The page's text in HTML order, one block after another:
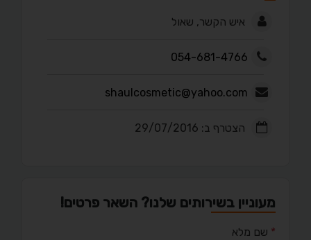
איש הקשר, שאול
054-681-4766
shaulcosmetic@yahoo.com
הצטרף ב: 29/07/2016
מעוניין בשירותים שלנו? השאר פרטים!
* שם מלא